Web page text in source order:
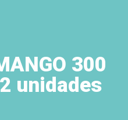
300
unidades